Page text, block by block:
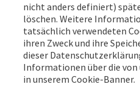
nicht anders definiert)
löschen. Weitere
tatsächlich verwendeten
ihren Zweck und ihre
dieser
Informationen über die von
in unserem Cookie-Banner.